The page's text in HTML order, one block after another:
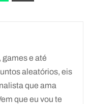
e até
aleatórios, eis
que ama
que eu vou te